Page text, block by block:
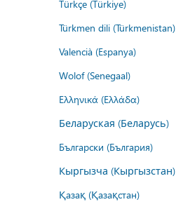
Türkçe (Türkiye)
Türkmen dili (Türkmenistan)
Valencià (Espanya)
Wolof (Senegaal)
Ελληνικά (Ελλάδα)
Беларуская (Беларусь)
Български (България)
Кыргызча (Кыргызстан)
Қазақ (Қазақстан)